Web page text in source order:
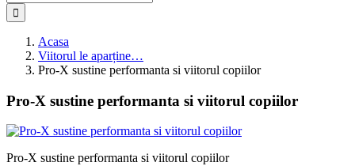
Acasa
Viitorul le aparține…
Pro-X sustine performanta si viitorul copiilor
Pro-X sustine performanta si viitorul copiilor
Pro-X sustine performanta si viitorul copiilor